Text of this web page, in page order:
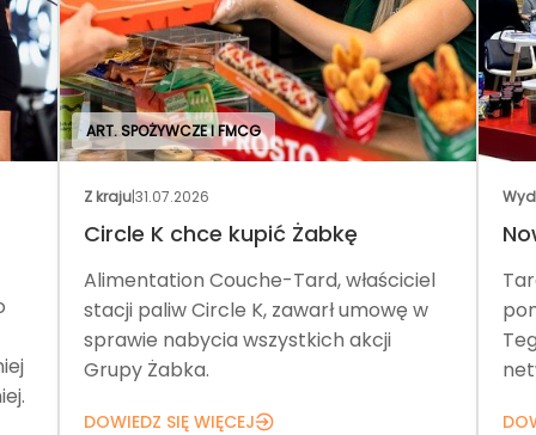
ART. SPOŻYWCZE I FMCG
Z kraju|31.07.2026
Circle K chce kupić Żabkę
Alimentation Couche-Tard, właściciel
stacji paliw Circle K, zawarł umowę w
sprawie nabycia wszystkich akcji
Grupy Żabka.
DOWIEDZ SIĘ WIĘCEJ